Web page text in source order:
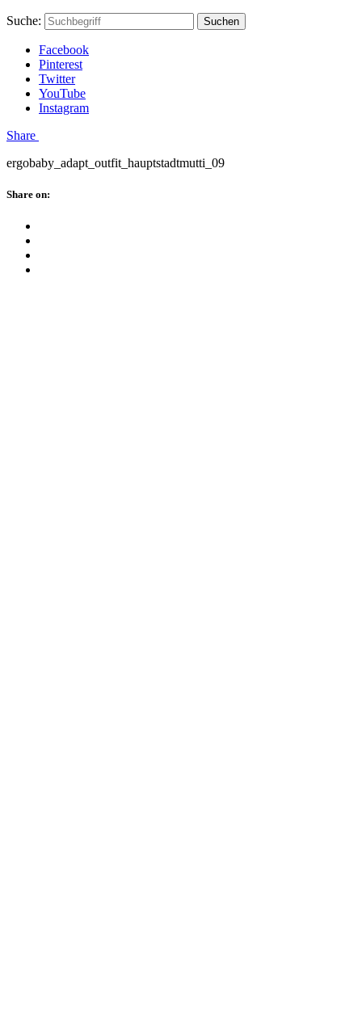
Skip
content
Hauptstadtmutti
Schließen
Search
Schließen
Suche: Suchen
Facebook
Pinterest
Twitter
YouTube
Instagram
Menü
Share
ergobaby_adapt_outfit_hauptstadtmutti_09
Schließen
Share on: